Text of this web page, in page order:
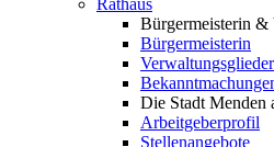
Rathaus
Bürgermeisterin &
Bürgermeisterin
Die Stadt Menden
Arbeitgeberprofil
Stellenangebote